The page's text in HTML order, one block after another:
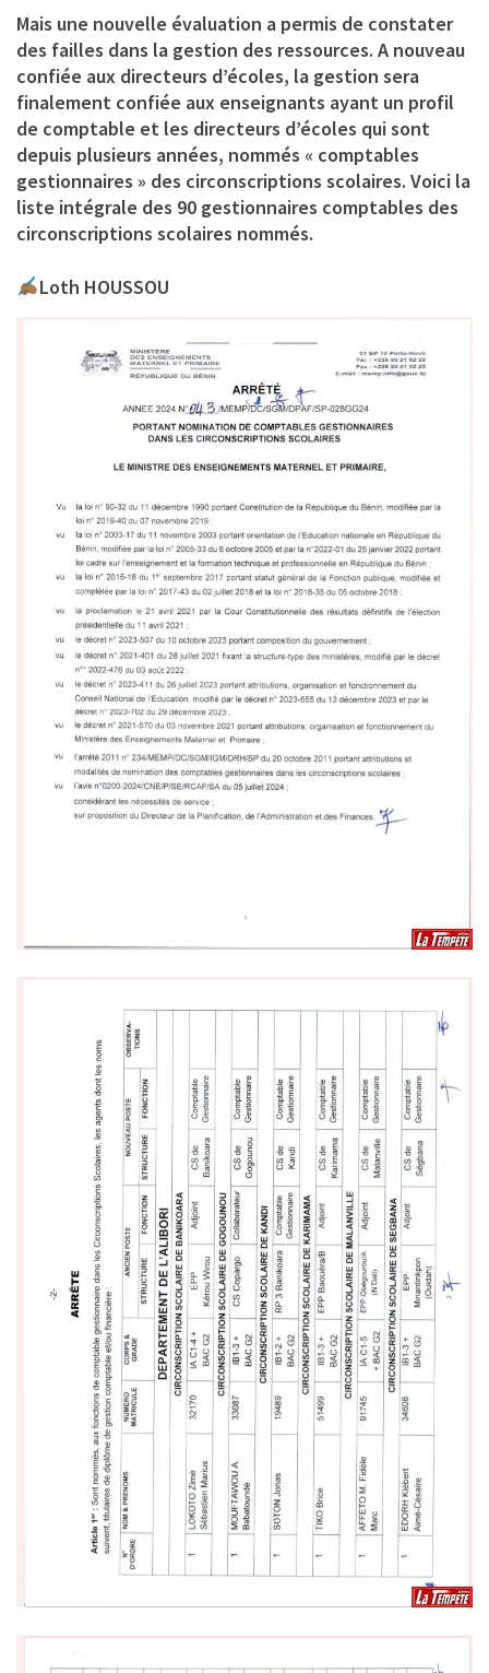
Mais une nouvelle évaluation a permis de constater
des failles dans la gestion des ressources. A nouveau
confiée aux directeurs d’écoles, la gestion sera
finalement confiée aux enseignants ayant un profil
de comptable et les directeurs d’écoles qui sont
depuis plusieurs années, nommés « comptables
gestionnaires » des circonscriptions scolaires. Voici la
liste intégrale des 90 gestionnaires comptables des
circonscriptions scolaires nommés.
Loth HOUSSOU